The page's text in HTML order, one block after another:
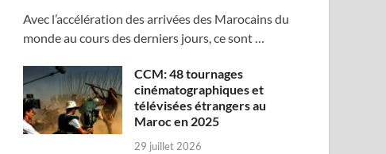
Avec l’accélération des arrivées des Marocains du
monde au cours des derniers jours, ce sont …
CCM: 48 tournages
cinématographiques et
télévisées étrangers au
Maroc en 2025
29 juillet 2026